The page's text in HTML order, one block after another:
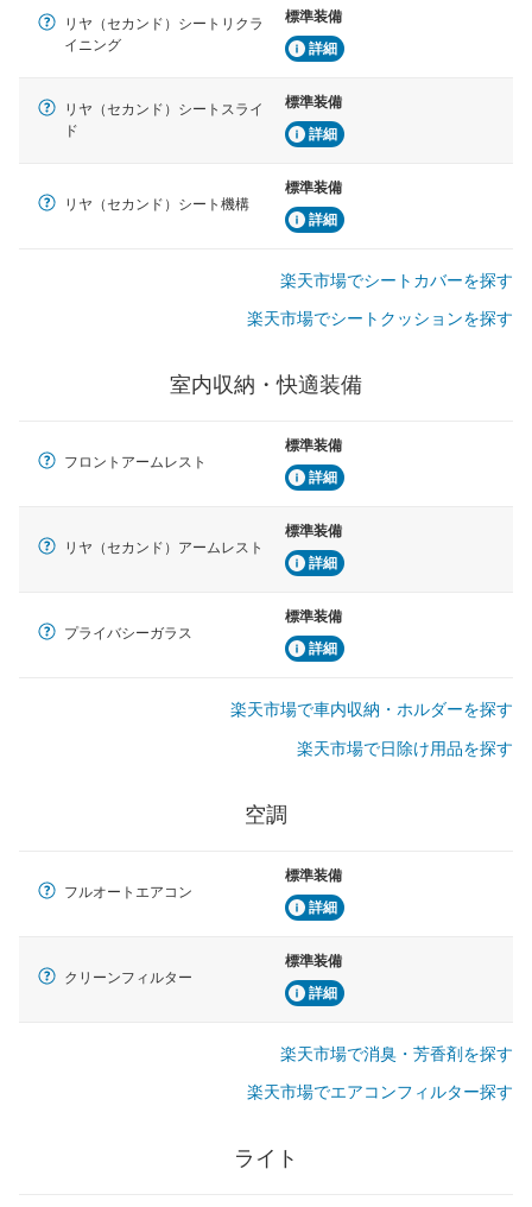
リヤ（セカンド）シートリクラ
イニング
標準装備
詳細
リヤ（セカンド）シートスライ
ド
標準装備
詳細
リヤ（セカンド）シート機構
標準装備
詳細
楽天市場でシートカバーを探す
楽天市場でシートクッションを探す
室内収納・快適装備
フロントアームレスト
標準装備
詳細
リヤ（セカンド）アームレスト
標準装備
詳細
プライバシーガラス
標準装備
詳細
楽天市場で車内収納・ホルダーを探す
楽天市場で日除け用品を探す
空調
フルオートエアコン
標準装備
詳細
クリーンフィルター
標準装備
詳細
楽天市場で消臭・芳香剤を探す
楽天市場でエアコンフィルター探す
ライト